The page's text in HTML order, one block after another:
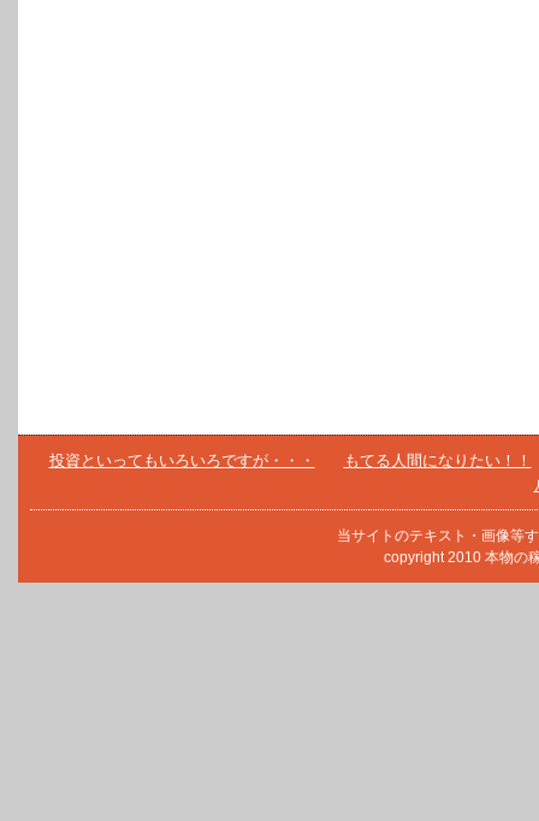
投資といってもいろいろですが・・・
もてる人間になりたい！！
当サイトのテキスト・画像等
copyright 2010 本物の